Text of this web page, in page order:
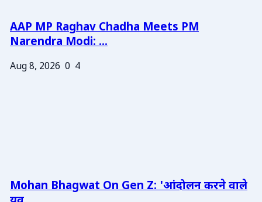
AAP MP Raghav Chadha Meets PM
Narendra Modi: ...
Aug 8, 2026 0 4
Mohan Bhagwat On Gen Z: 'आंदोलन करने वाले